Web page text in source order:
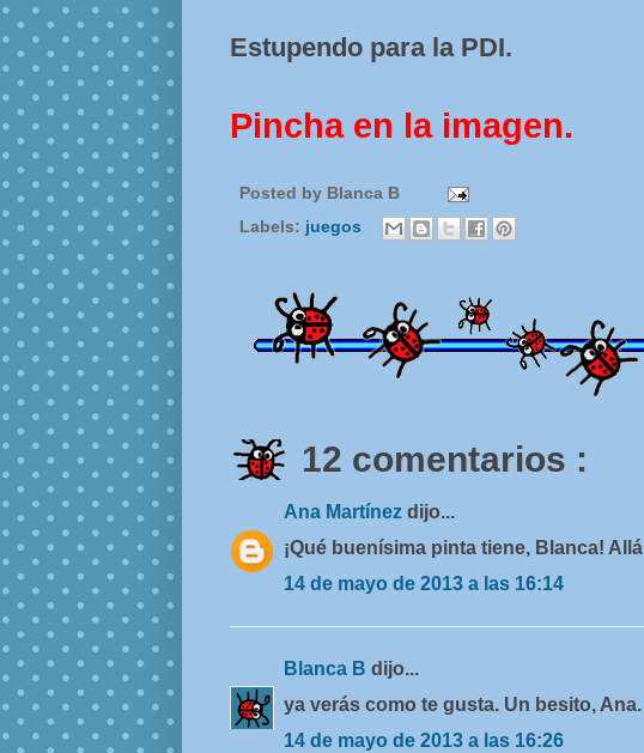
Estupendo para la PDI.
Pincha en la imagen.
Posted by Blanca B
Labels: juegos
12 comentarios :
Ana Martínez dijo...
¡Qué buenísima pinta tiene, Blanca!
14 de mayo de 2013 a las 16:14
Blanca B dijo...
ya verás como te gusta. Un besito, Ana.
14 de mayo de 2013 a las 16:26